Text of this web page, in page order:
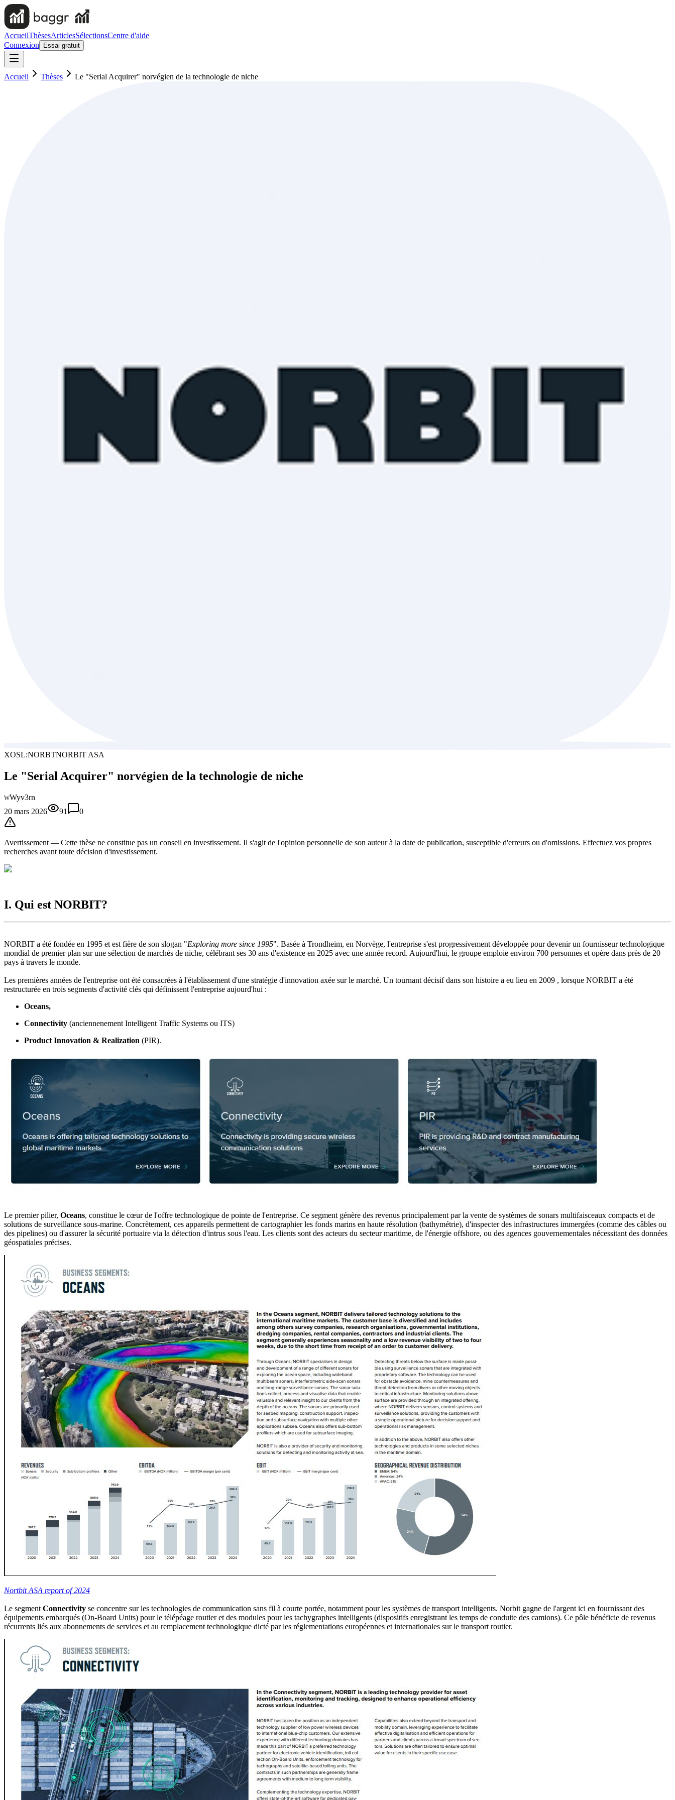
AccueilThèsesArticlesSélectionsCentre d'aide
Connexion
Essai gratuit
Accueil Thèses Le "Serial Acquirer" norvégien de la technologie de niche
XOSL:NORBTNORBIT ASA
Le "Serial Acquirer" norvégien de la technologie de niche
WWyv3rn
20 mars 2026
91 0
Avertissement — Cette thèse ne constitue pas un conseil en investissement. Il s'agit de l'opinion personnelle de son auteur à la date de publication, susceptible d'erreurs ou d'omissions. Effectuez vos propres
recherches avant toute décision d'investissement.
I. Qui est NORBIT?
NORBIT a été fondée en 1995 et est fière de son slogan "Exploring more since 1995". Basée à Trondheim, en Norvège, l'entreprise s'est progressivement développée pour devenir un fournisseur technologique
mondial de premier plan sur une sélection de marchés de niche, célébrant ses 30 ans d'existence en 2025 avec une année record. Aujourd'hui, le groupe emploie environ 700 personnes et opère dans près de 20
pays à travers le monde.
Les premières années de l'entreprise ont été consacrées à l'établissement d'une stratégie d'innovation axée sur le marché. Un tournant décisif dans son histoire a eu lieu en 2009 , lorsque NORBIT a été
restructurée en trois segments d'activité clés qui définissent l'entreprise aujourd'hui :
Oceans,
Connectivity (anciennenement Intelligent Traffic Systems ou ITS)
Product Innovation & Realization (PIR).
Le premier pilier, Oceans, constitue le cœur de l'offre technologique de pointe de l'entreprise. Ce segment génère des revenus principalement par la vente de systèmes de sonars multifaisceaux compacts et de
solutions de surveillance sous-marine. Concrètement, ces appareils permettent de cartographier les fonds marins en haute résolution (bathymétrie), d'inspecter des infrastructures immergées (comme des câbles ou
des pipelines) ou d'assurer la sécurité portuaire via la détection d'intrus sous l'eau. Les clients sont des acteurs du secteur maritime, de l'énergie offshore, ou des agences gouvernementales nécessitant des données
géospatiales précises.
Nortbit ASA report of 2024
Le segment Connectivity se concentre sur les technologies de communication sans fil à courte portée, notamment pour les systèmes de transport intelligents. Norbit gagne de l'argent ici en fournissant des
équipements embarqués (On-Board Units) pour le télépéage routier et des modules pour les tachygraphes intelligents (dispositifs enregistrant les temps de conduite des camions). Ce pôle bénéficie de revenus
récurrents liés aux abonnements de services et au remplacement technologique dicté par les réglementations européennes et internationales sur le transport routier.